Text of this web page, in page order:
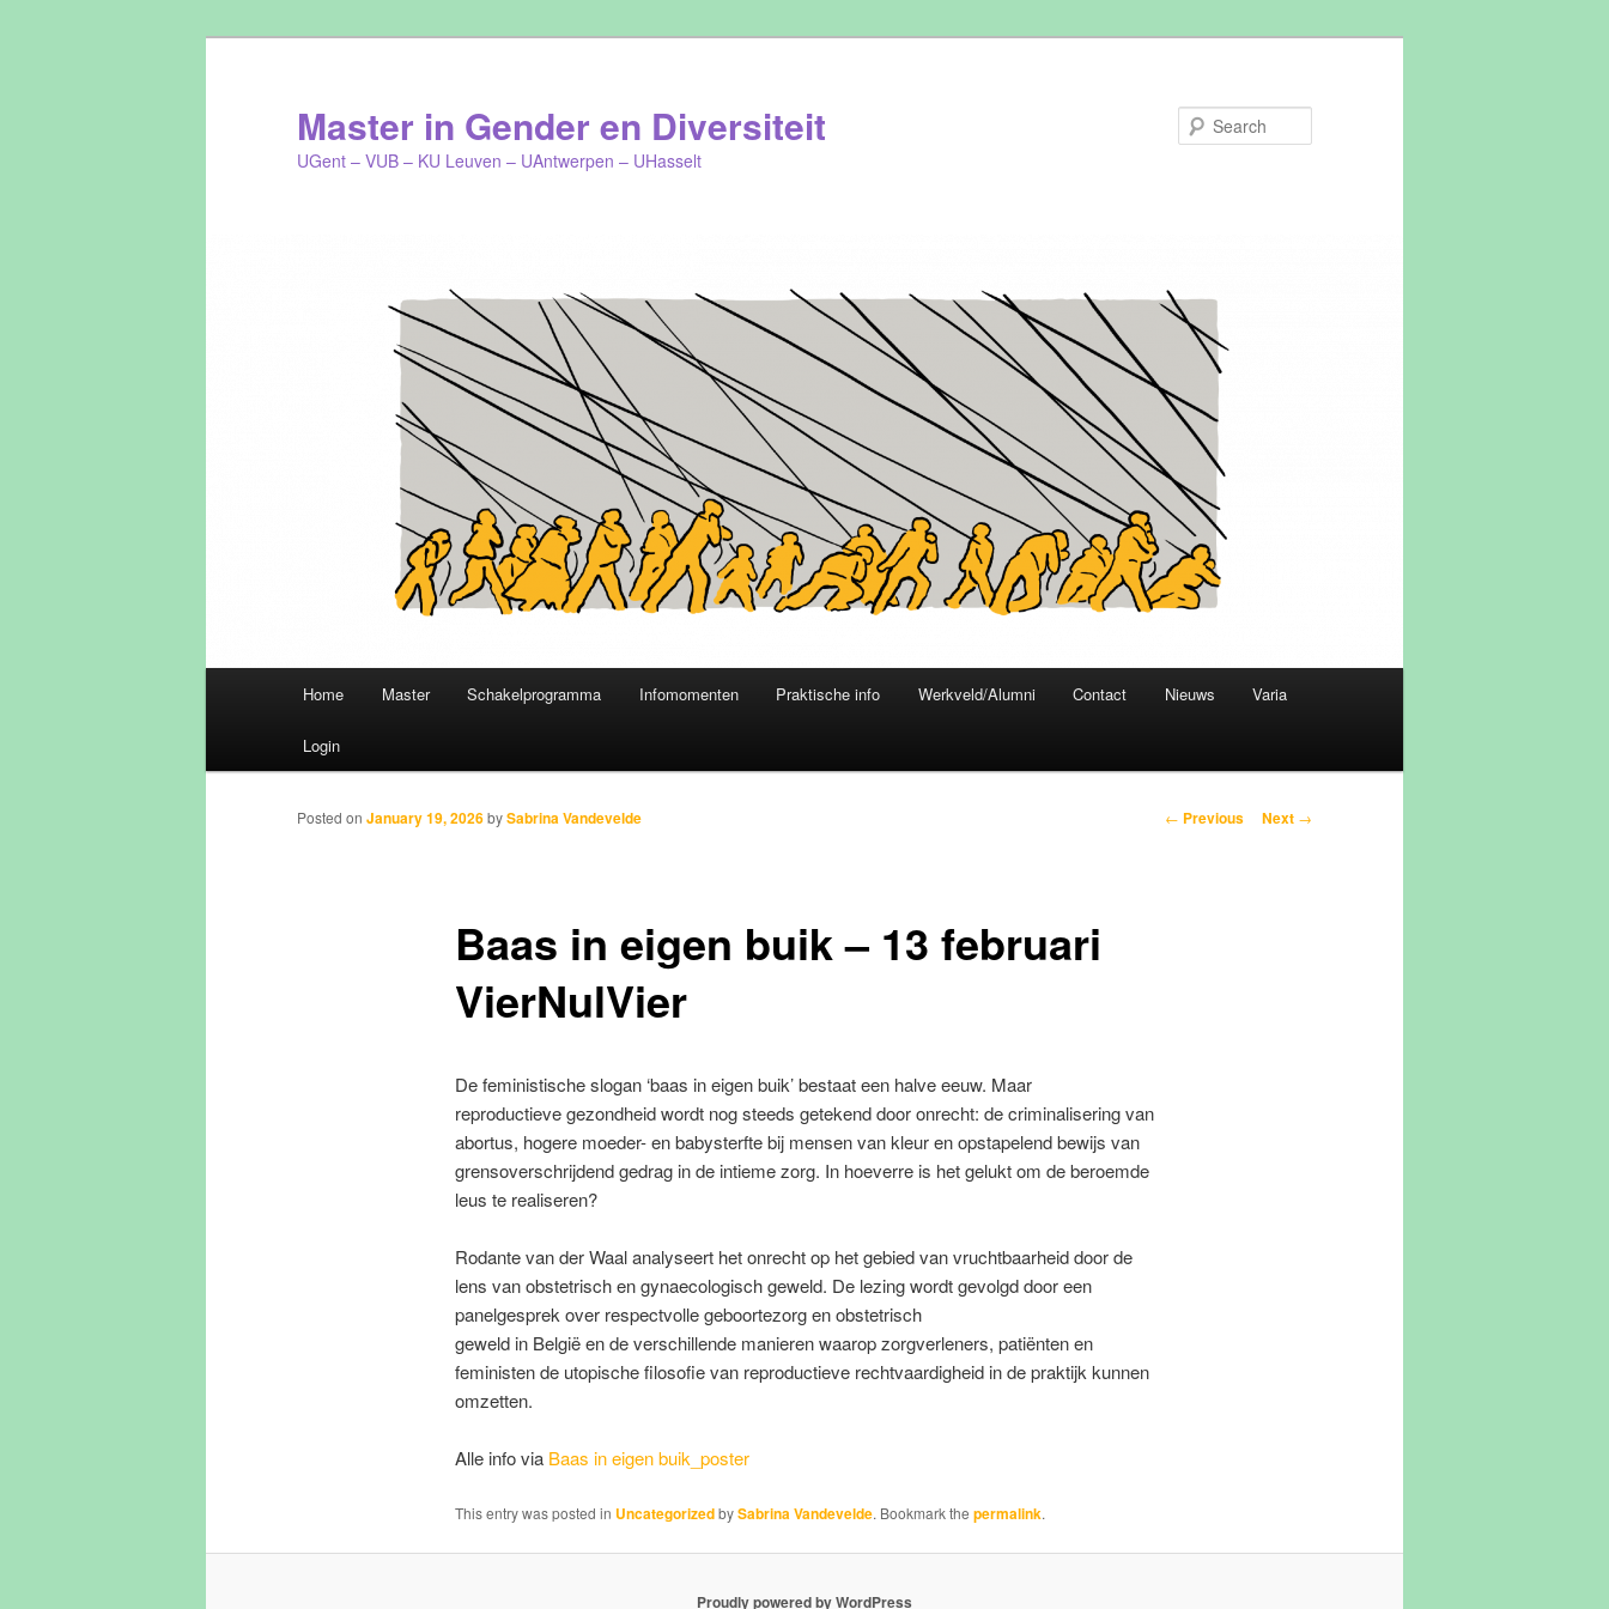
Master in Gender en Diversiteit
UGent – VUB – KU Leuven – UAntwerpen – UHasselt
Skip
to
primary
Home Master Schakelprogramma Infomomenten Praktische info Werkveld/Alumni Contact Nieuws Varia
Login
Post
← Previous Next →
Baas in eigen buik – 13 februari
VierNulVier
Posted on January 19, 2026bySabrina Vandevelde
De feministische slogan ‘baas in eigen buik’ bestaat een halve eeuw. Maar
reproductieve gezondheid wordt nog steeds getekend door onrecht: de criminalisering van
abortus, hogere moeder- en babysterfte bij mensen van kleur en opstapelend bewijs van
grensoverschrijdend gedrag in de intieme zorg. In hoeverre is het gelukt om de beroemde
leus te realiseren?
Rodante van der Waal analyseert het onrecht op het gebied van vruchtbaarheid door de
lens van obstetrisch en gynaecologisch geweld. De lezing wordt gevolgd door een
panelgesprek over respectvolle geboortezorg en obstetrisch
geweld in België en de verschillende manieren waarop zorgverleners, patiënten en
feministen de utopische filosofie van reproductieve rechtvaardigheid in de praktijk kunnen
omzetten.
Alle info via Baas in eigen buik_poster
This entry was posted in UncategorizedbySabrina Vandevelde. Bookmark the permalink.
Proudly powered by WordPress